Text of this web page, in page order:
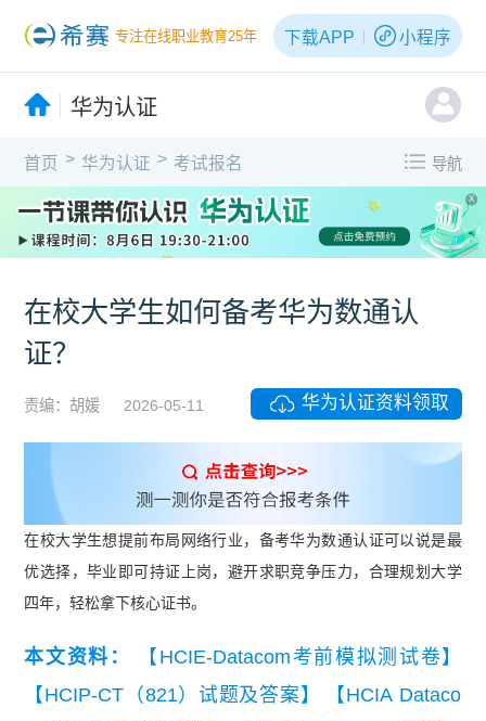
专注在线职业教育25年 下载APP 小程序
华为认证
首页 > 华为认证 > 考试报名 导航
X
在校大学生如何备考华为数通认
证？
责编：胡媛 2026-05-11 华为认证资料领取
在校大学生想提前布局网络行业，备考华为数通认证可以说是最
优选择，毕业即可持证上岗，避开求职竞争压力，合理规划大学
四年，轻松拿下核心证书。
本文资料：
【HCIE-Datacom考前模拟测试卷】
【HCIP-CT（821）试题及答案】
【HCIA Dataco